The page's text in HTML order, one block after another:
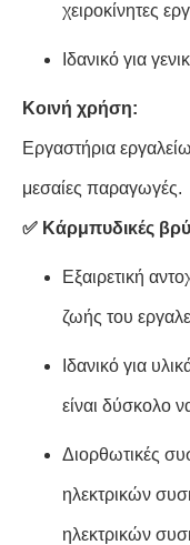
χειροκίνητες
Ιδανικό για
Κοινή χρήση:
Εργαστήρια
μεσαίες παραγωγές.
✅ Κάρμπυδικές
Εξαιρετική
ζωής του
Ιδανικό για
είναι δύσκολο
Διορθωτικές
ηλεκτρικών
ηλεκτρικών